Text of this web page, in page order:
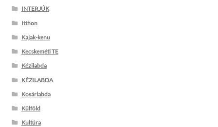
INTERJÚK
Itthon
Kajak-kenu
Kecskeméti TE
Kézilabda
KÉZILABDA
Kosárlabda
Külföld
Kultúra